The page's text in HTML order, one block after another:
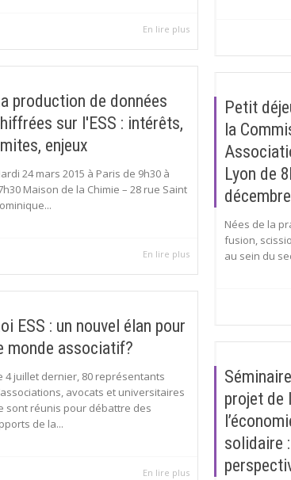
En lire plus
production de données
sur l'ESS : intérêts,
enjeux
24 mars 2015 à Paris de 9h30 à
Maison de la Chimie – 28 rue Saint
En lire plus
Petit
la
Lyon de
Nées de la
fusion,
au sein du
ESS : un nouvel élan pour
monde associatif?
4 juillet dernier, 80 représentants
avocats et universitaires
sont réunis pour débattre des
de la...
En lire plus
projet de
solidaire